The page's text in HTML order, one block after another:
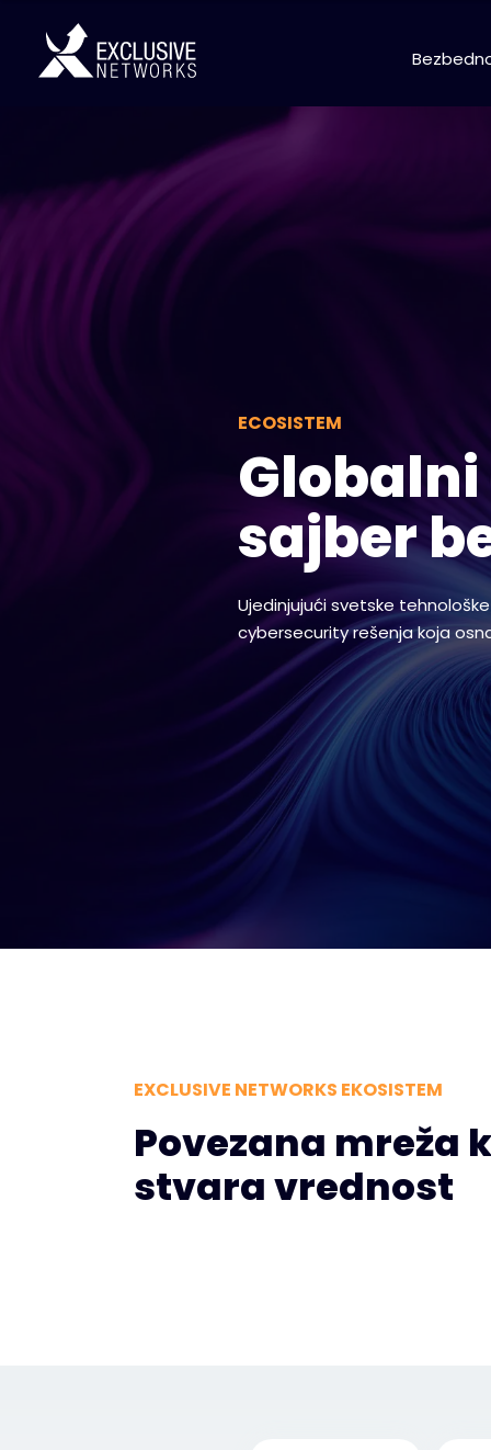
ECOSISTEM
sajber
Ujedinjujući svetske
cybersecurity rešenja koja
EXCLUSIVE NETWORKS EKOSISTEM
Povezana mreža
stvara vrednost